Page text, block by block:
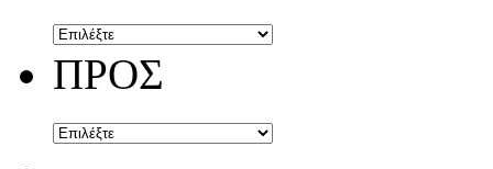
ΠΡΟΣ